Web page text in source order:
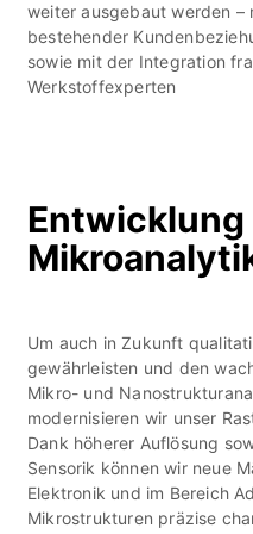
weiter ausgebaut werden –
bestehender
sowie mit der Integration
Werkstoffexperten
Entwicklung
Um auch in Zukunft
gewährleisten und den
Mikro- und
modernisieren wir unser
Dank höherer Auflösung
Sensorik können wir neue
Elektronik und im Bereich
Mikrostrukturen präzise